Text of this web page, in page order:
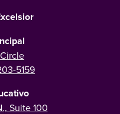
5159
Suite 100